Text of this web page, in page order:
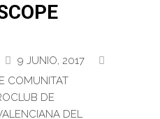
9 JUNIO, 2017
COMUNITAT
DE
DEL